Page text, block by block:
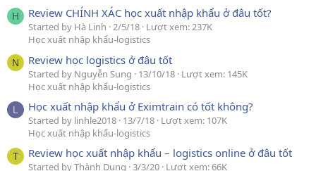
H Review CHÍNH XÁC học xuất nhập khẩu ở đâu tốt?
Started by Hà Linh 2/5/18 Lượt xem: 237K
Học xuất nhập khẩu-logistics
N Review học logistics ở đâu tốt
Started by Nguyễn Sung 13/10/18 Lượt xem: 145K
Học xuất nhập khẩu-logistics
L Học xuất nhập khẩu ở Eximtrain có tốt không?
Started by linhle2018 13/7/18 Lượt xem: 107K
Học xuất nhập khẩu-logistics
T Review học xuất nhập khẩu – logistics online ở đâu tốt
Started by Thành Dung 3/3/20 Lượt xem: 66K